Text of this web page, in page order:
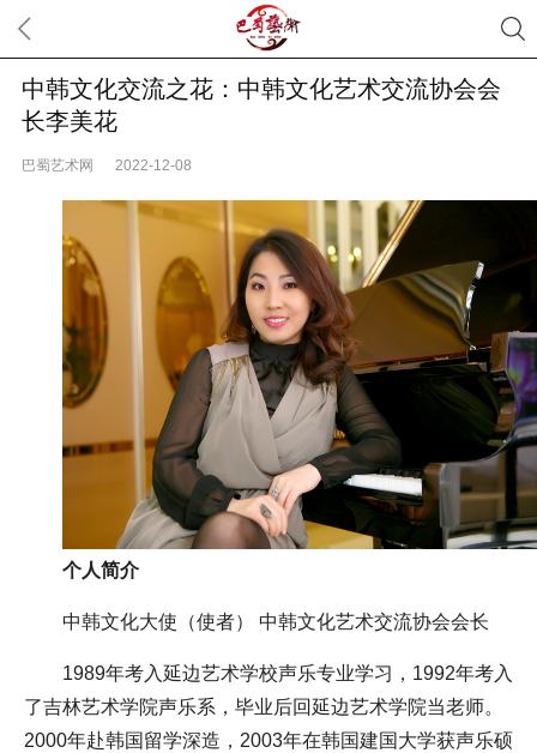
中韩文化交流之花：中韩文化艺术交流协会会
长李美花
巴蜀艺术网 2022-12-08
个人简介
中韩文化大使（使者） 中韩文化艺术交流协会会长
1989年考入延边艺术学校声乐专业学习，1992年考入
了吉林艺术学院声乐系，毕业后回延边艺术学院当老师。
2000年赴韩国留学深造，2003年在韩国建国大学获声乐硕